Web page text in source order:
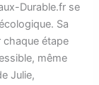
Durable.fr se
Sa
chaque étape
même
Julie,